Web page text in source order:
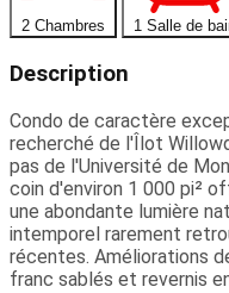
2 Chambres 1 Salle de
Description
Condo de caractère
recherché de l'Îlot
pas de l'Université de
coin d'environ 1 000 pi²
une abondante lumière
intemporel rarement
récentes. Améliorations
franc sablés et revernis